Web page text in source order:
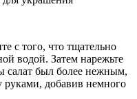
с того, что тщательно
водой. Затем нарежьте
салат был более нежным,
руками, добавив немного